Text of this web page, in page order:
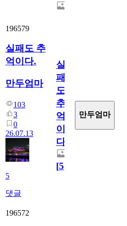
196579
실패도 추
억이다.
만두엄마
103
3
0
26.07.13
5
댓글
실
패
도
추
억
이
다.
[5]
만두엄마
196572